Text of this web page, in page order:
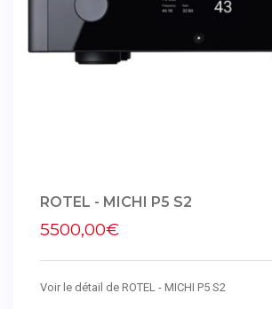
ROTEL - MICHI P5 S2
5500,00€
Voir le détail de ROTEL - MICHI P5 S2